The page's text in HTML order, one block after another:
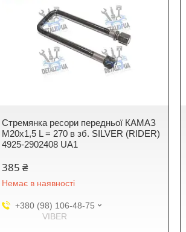
Стремянка ресори передньої КАМАЗ
М20х1,5 L = 270 в зб. SILVER (RIDER)
4925-2902408 UA1
385 ₴
Немає в наявності
+380 (98) 106-48-75
VIBER